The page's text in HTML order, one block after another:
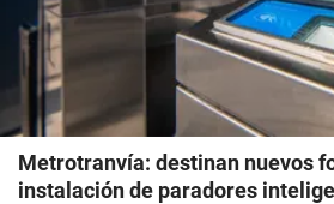
Metrotranvía: destinan nuevos
instalación de paradores